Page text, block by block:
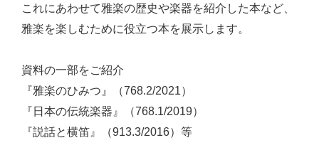
これにあわせて雅楽の歴史や楽器を紹介した本など、
雅楽を楽しむために役立つ本を展示します。
資料の一部をご紹介
『雅楽のひみつ』（768.2/2021）
『日本の伝統楽器』（768.1/2019）
『説話と横笛』（913.3/2016）等